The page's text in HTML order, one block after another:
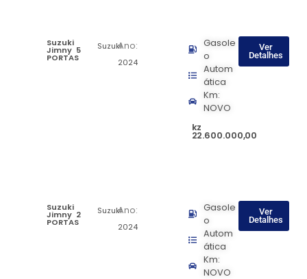
Suzuki
Jimny 5
PORTAS
SuzukiAno:
2024
Gasole
o
Autom
ática
Km:
NOVO
kz
22.600.000,00
Ver
Detalhes
Suzuki
Jimny 2
PORTAS
SuzukiAno:
2024
Gasole
o
Autom
ática
Km:
NOVO
Ver
Detalhes